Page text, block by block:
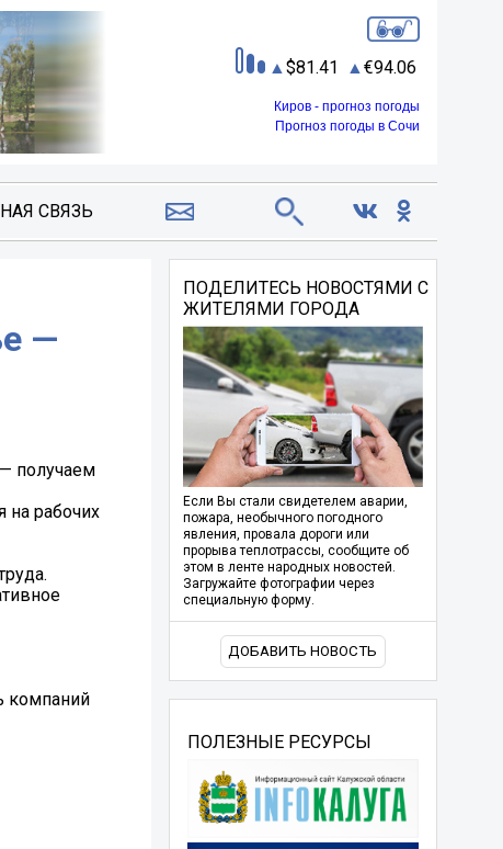
81.41 94.06
Киров - прогноз погоды
Прогноз погоды в Сочи
СВЯЗЬ
—
получаем
на рабочих
компаний
ПОДЕЛИТЕСЬ НОВОСТЯМИ С
ЖИТЕЛЯМИ ГОРОДА
Если Вы стали свидетелем аварии,
пожара, необычного погодного
явления, провала дороги или
прорыва теплотрассы, сообщите об
этом в ленте народных новостей.
Загружайте фотографии через
специальную форму.
ДОБАВИТЬ НОВОСТЬ
ПОЛЕЗНЫЕ РЕСУРСЫ